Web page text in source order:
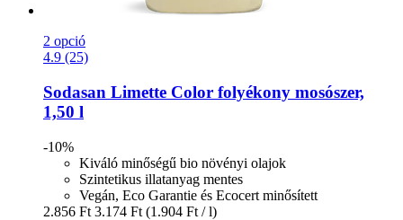
2 opció
4.9 (25)
Sodasan Limette Color folyékony mosószer,
1,50 l
-10%
Kiváló minőségű bio növényi olajok
Szintetikus illatanyag mentes
Vegán, Eco Garantie és Ecocert minősített
2.856 Ft 3.174 Ft (1.904 Ft / l)